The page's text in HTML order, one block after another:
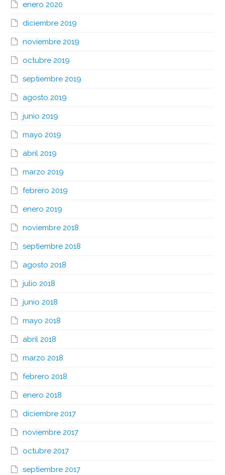
enero 2020
diciembre 2019
noviembre 2019
octubre 2019
septiembre 2019
agosto 2019
junio 2019
mayo 2019
abril 2019
marzo 2019
febrero 2019
enero 2019
noviembre 2018
septiembre 2018
agosto 2018
julio 2018
junio 2018
mayo 2018
abril 2018
marzo 2018
febrero 2018
enero 2018
diciembre 2017
noviembre 2017
octubre 2017
septiembre 2017